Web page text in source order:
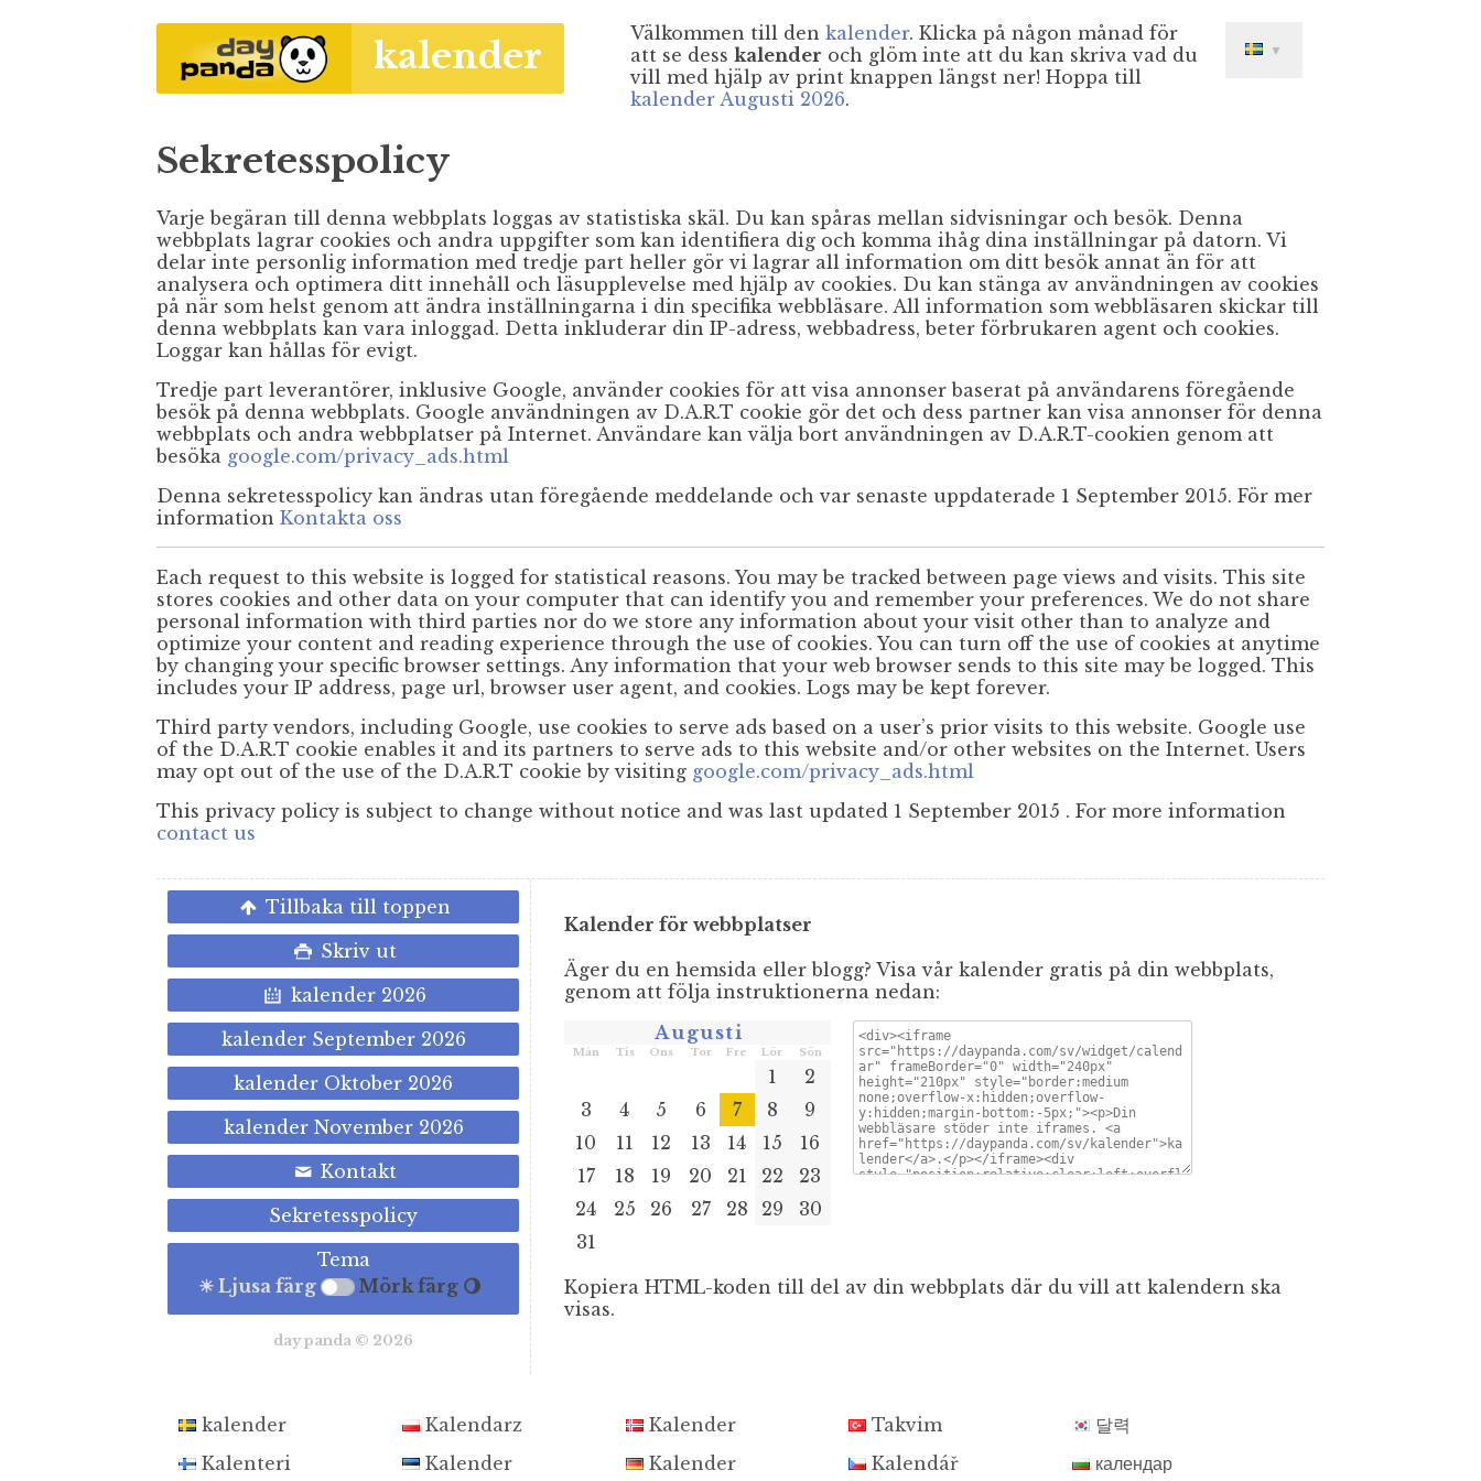
kalender
Välkommen till den kalender. Klicka på någon månad för
att se dess kalender och glöm inte att du kan skriva vad du
vill med hjälp av print knappen längst ner! Hoppa till
kalender Augusti 2026.
▼
Sekretesspolicy
Varje begäran till denna webbplats loggas av statistiska skäl. Du kan spåras mellan sidvisningar och besök. Denna
webbplats lagrar cookies och andra uppgifter som kan identifiera dig och komma ihåg dina inställningar på datorn. Vi
delar inte personlig information med tredje part heller gör vi lagrar all information om ditt besök annat än för att
analysera och optimera ditt innehåll och läsupplevelse med hjälp av cookies. Du kan stänga av användningen av cookies
på när som helst genom att ändra inställningarna i din specifika webbläsare. All information som webbläsaren skickar till
denna webbplats kan vara inloggad. Detta inkluderar din IP-adress, webbadress, beter förbrukaren agent och cookies.
Loggar kan hållas för evigt.
Tredje part leverantörer, inklusive Google, använder cookies för att visa annonser baserat på användarens föregående
besök på denna webbplats. Google användningen av D.A.R.T cookie gör det och dess partner kan visa annonser för denna
webbplats och andra webbplatser på Internet. Användare kan välja bort användningen av D.A.R.T-cookien genom att
besöka google.com/privacy_ads.html
Denna sekretesspolicy kan ändras utan föregående meddelande och var senaste uppdaterade 1 September 2015. För mer
information Kontakta oss
Each request to this website is logged for statistical reasons. You may be tracked between page views and visits. This site
stores cookies and other data on your computer that can identify you and remember your preferences. We do not share
personal information with third parties nor do we store any information about your visit other than to analyze and
optimize your content and reading experience through the use of cookies. You can turn off the use of cookies at anytime
by changing your specific browser settings. Any information that your web browser sends to this site may be logged. This
includes your IP address, page url, browser user agent, and cookies. Logs may be kept forever.
Third party vendors, including Google, use cookies to serve ads based on a user’s prior visits to this website. Google use
of the D.A.R.T cookie enables it and its partners to serve ads to this website and/or other websites on the Internet. Users
may opt out of the use of the D.A.R.T cookie by visiting google.com/privacy_ads.html
This privacy policy is subject to change without notice and was last updated 1 September 2015 . For more information
contact us
Tillbaka till toppen
Skriv ut
kalender 2026
kalender September 2026
kalender Oktober 2026
kalender November 2026
Kontakt
Sekretesspolicy
Tema
☀ Ljusa färg
Mörk färg 🌖
day panda © 2026
Kalender för webbplatser
Äger du en hemsida eller blogg? Visa vår kalender gratis på din webbplats,
genom att följa instruktionerna nedan:
Augusti
Mån Tis Ons Tor Fre Lör Sön
1
2
3
4 5 6 7 8
9
10
11 12 13 14 15
16
17
18 19 20 21 22
23
24
25 26 27 28 29
30
31
Kopiera HTML-koden till del av din webbplats där du vill att kalendern ska
visas.
kalender Kalendarz Kalender Takvim
달력
Kalenteri
Kalender Kalender Kalendář календар